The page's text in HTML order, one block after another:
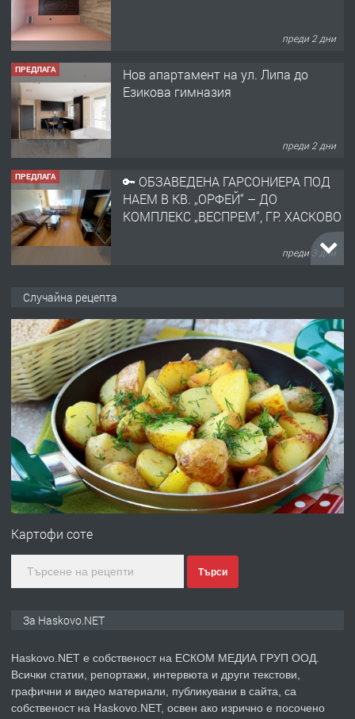
преди 2 дни
ПРЕДЛАГА
Нов апартамент на ул. Липа до
Езикова гимназия
преди 2 дни
ПРЕДЛАГА
🔑 ОБЗАВЕДЕНА ГАРСОНИЕРА ПОД
НАЕМ В КВ. „ОРФЕЙ“ – ДО
КОМПЛЕКС „ВЕСПРЕМ“, ГР. ХАСКОВО
преди 3 дни
АПАРТАМЕНТ В ЦЕНТЪРА НА ГР.
ХАСКОВО
преди 4 дни
ПРЕДЛАГА Давам гараж под наем
преди 4 дни
ПРЕДЛАГА
№4120 Магазин/Офис под наем в кв.
преди 5 дни
ПРЕДЛАГА
Случайна рецепта
Картофи соте
Търси
За Haskovo.NET
Haskovo.NET е собственост на ЕСКОМ МЕДИА ГРУП ООД.
Всички статии, репортажи, интервюта и други текстови,
графични и видео материали, публикувани в сайта, са
собственост на Haskovo.NET, освен ако изрично е посочено